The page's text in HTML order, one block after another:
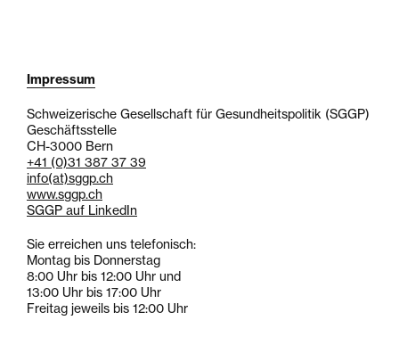
Impressum
Schweizerische Gesellschaft für Gesundheitspolitik (SGGP)
Geschäftsstelle
CH-3000 Bern
+41 (0)31 387 37 39
info(at)sggp.ch
www.sggp.ch
SGGP auf LinkedIn
Sie erreichen uns telefonisch:
Montag bis Donnerstag
8:00 Uhr bis 12:00 Uhr und
13:00 Uhr bis 17:00 Uhr
Freitag jeweils bis 12:00 Uhr